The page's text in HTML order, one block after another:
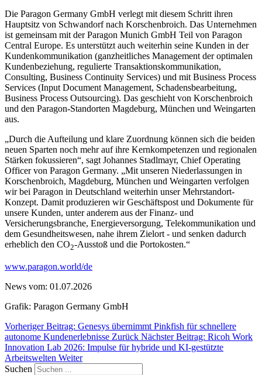
Die Paragon Germany GmbH verlegt mit diesem Schritt ihren
Hauptsitz von Schwandorf nach Korschenbroich. Das Unternehmen
ist gemeinsam mit der Paragon Munich GmbH Teil von Paragon
Central Europe. Es unterstützt auch weiterhin seine Kunden in der
Kundenkommunikation (ganzheitliches Management der optimalen
Kundenbeziehung, regulierte Transaktionskommunikation,
Consulting, Business Continuity Services) und mit Business Process
Services (Input Document Management, Schadensbearbeitung,
Business Process Outsourcing). Das geschieht von Korschenbroich
und den Paragon-Standorten Magdeburg, München und Weingarten
aus.
„Durch die Aufteilung und klare Zuordnung können sich die beiden
neuen Sparten noch mehr auf ihre Kernkompetenzen und regionalen
Stärken fokussieren“, sagt Johannes Stadlmayr, Chief Operating
Officer von Paragon Germany. „Mit unseren Niederlassungen in
Korschenbroich, Magdeburg, München und Weingarten verfolgen
wir bei Paragon in Deutschland weiterhin unser Mehrstandort-
Konzept. Damit produzieren wir Geschäftspost und Dokumente für
unsere Kunden, unter anderem aus der Finanz- und
Versicherungsbranche, Energieversorgung, Telekommunikation und
dem Gesundheitswesen, nahe ihrem Zielort - und senken dadurch
erheblich den CO2-Ausstoß und die Portokosten.“
www.paragon.world/de
News vom: 01.07.2026
Grafik: Paragon Germany GmbH
Vorheriger Beitrag: Genesys übernimmt Pinkfish für schnellere
autonome Kundenerlebnisse Zurück Nächster Beitrag: Ricoh Work
Innovation Lab 2026: Impulse für hybride und KI-gestützte
Arbeitswelten Weiter
Suchen